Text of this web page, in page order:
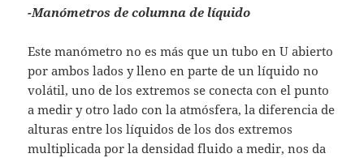
-Manómetros de columna de líquido
Este manómetro no es más que un tubo en U abierto
por ambos lados y lleno en parte de un líquido no
volátil, uno de los extremos se conecta con el punto
a medir y otro lado con la atmósfera, la diferencia de
alturas entre los líquidos de los dos extremos
multiplicada por la densidad fluido a medir, nos da